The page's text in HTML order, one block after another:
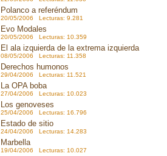
Polanco a referéndum
20/05/2006 Lecturas: 9.281
Evo Modales
20/05/2006 Lecturas: 10.359
El ala izquierda de la extrema izquierda
08/05/2006 Lecturas: 11.358
Derechos humonos
29/04/2006 Lecturas: 11.521
La OPA boba
27/04/2006 Lecturas: 10.023
Los genoveses
25/04/2006 Lecturas: 16.796
Estado de sitio
24/04/2006 Lecturas: 14.283
Marbella
19/04/2006 Lecturas: 10.027